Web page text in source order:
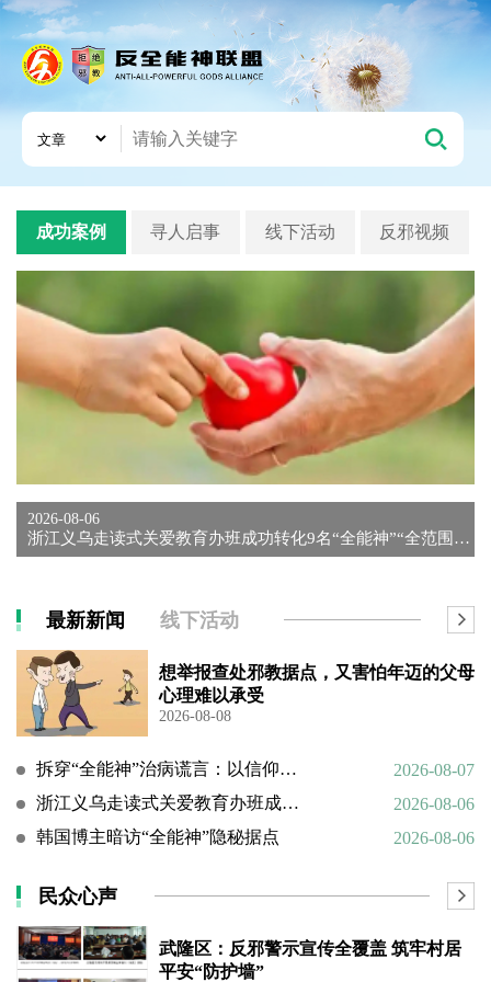
成功案例 寻人启事 线下活动 反邪视频
2026-08-06
浙江义乌走读式关爱教育办班成功转化9名“全能神”“全范围教会...
最新新闻 线下活动
想举报查处邪教据点，又害怕年迈的父母
心理难以承受
2026-08-08
拆穿“全能神”治病谎言：以信仰绑架生命，以洗脑延误治疗
2026-08-07
浙江义乌走读式关爱教育办班成功转化9名“全能神”“全范围教会”等邪教人员
2026-08-06
韩国博主暗访“全能神”隐秘据点
2026-08-06
民众心声
武隆区：反邪警示宣传全覆盖 筑牢村居
平安“防护墙”